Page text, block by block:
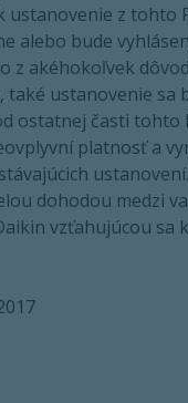
ustanovenie z tohto
alebo bude
z akéhokoľvek
také ustanovenie sa
ostatnej časti tohto
platnosť a
dohodou medzi
vzťahujúcou sa